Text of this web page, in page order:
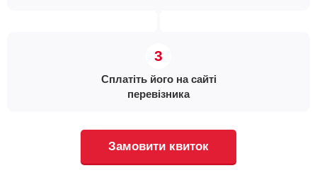
Сплатіть його на сайті
перевізника
Замовити квиток